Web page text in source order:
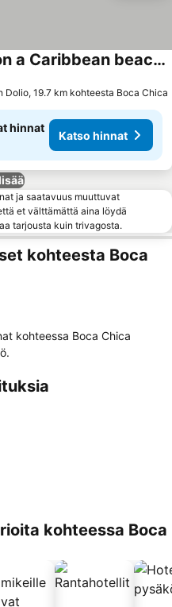
Air-conditioned house on a Caribbean beach with a pool and hot tub
Dolio, 19.7 km kohteesta Boca Chica
hinnat
Katso hinnat
ja saatavuus muuttuvat
et välttämättä aina löydä
tarjousta kuin trivagosta.
kohteesta Boca
kohteessa Boca Chica
kohteessa Boca